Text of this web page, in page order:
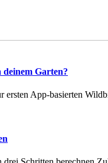
Garten?
ersten App-basierten